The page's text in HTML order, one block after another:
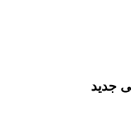
جدید